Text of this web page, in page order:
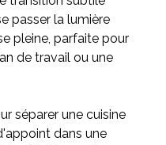
passer la lumière
pleine, parfaite pour
de travail ou une
séparer une cuisine
dans une